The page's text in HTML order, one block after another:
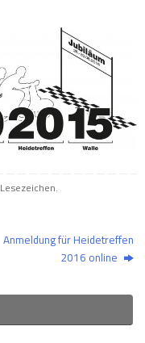
Lesezeichen.
Anmeldung für Heidetreffen
2016 online